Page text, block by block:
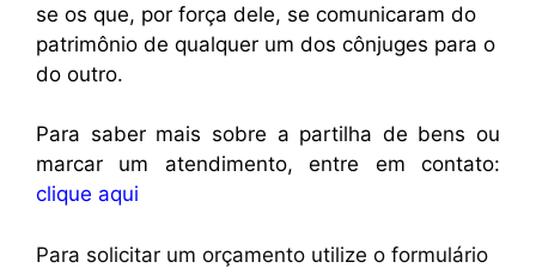
se os que, por força dele, se comunicaram do
patrimônio de qualquer um dos cônjuges para o
do outro.
Para saber mais sobre a partilha de bens ou
marcar um atendimento, entre em contato:
clique aqui
Para solicitar um orçamento utilize o formulário